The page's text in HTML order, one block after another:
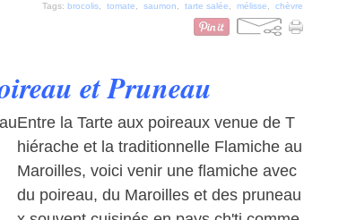
Tags: brocolis tomate saumon tarte salée mélisse chèvre
et Pruneau
Entre la Tarte aux poireaux venue de T
hiérache et la traditionnelle Flamiche au
Maroilles, voici venir une flamiche avec
du poireau, du Maroilles et des pruneau